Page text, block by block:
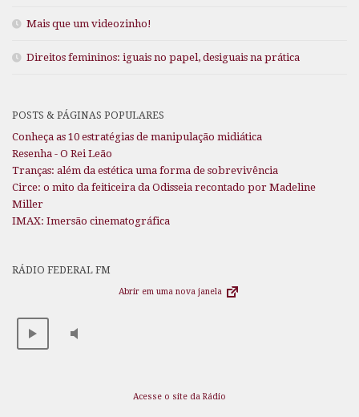
Mais que um videozinho!
Direitos femininos: iguais no papel, desiguais na prática
POSTS & PÁGINAS POPULARES
Conheça as 10 estratégias de manipulação midiática
Resenha - O Rei Leão
Tranças: além da estética uma forma de sobrevivência
Circe: o mito da feiticeira da Odisseia recontado por Madeline
Miller
IMAX: Imersão cinematográfica
RÁDIO FEDERAL FM
Abrir em uma nova janela
Acesse o site da Rádio